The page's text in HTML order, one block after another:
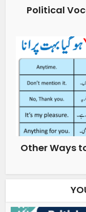
Political
Other Ways to